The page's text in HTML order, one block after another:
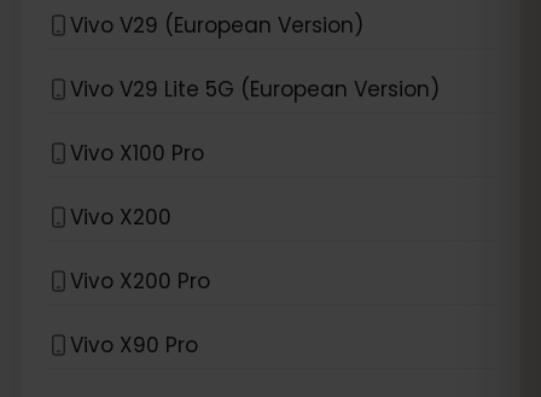
Vivo V29 (European Version)
Vivo V29 Lite 5G (European Version)
Vivo X100 Pro
Vivo X200
Vivo X200 Pro
Vivo X90 Pro